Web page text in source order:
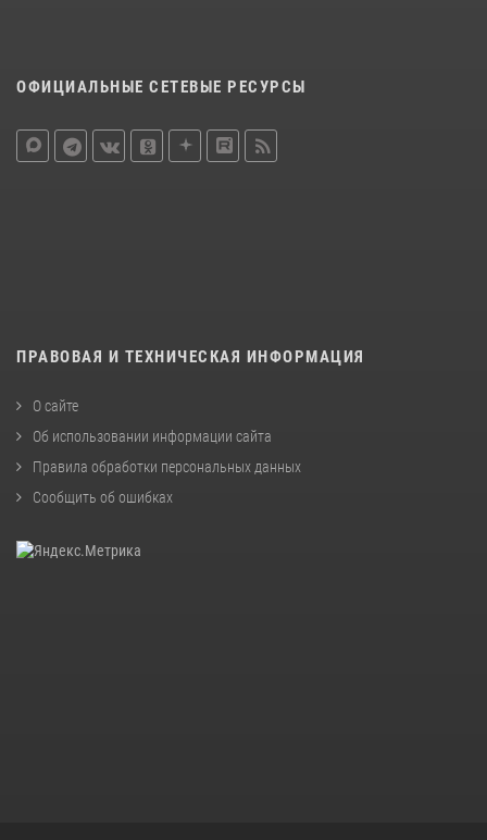
ОФИЦИАЛЬНЫЕ СЕТЕВЫЕ РЕСУРСЫ
ПРАВОВАЯ И ТЕХНИЧЕСКАЯ ИНФОРМАЦИЯ
О сайте
Об использовании информации сайта
Правила обработки персональных данных
Сообщить об ошибках